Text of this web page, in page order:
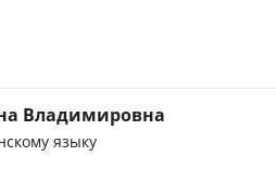
Владимировна
языку